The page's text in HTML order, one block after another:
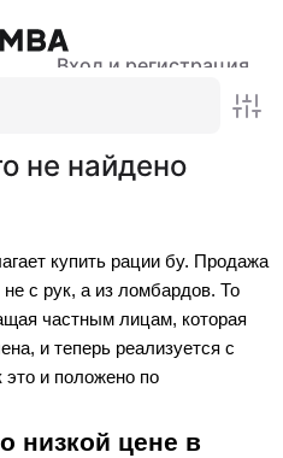
Вход и регистрация
не найдено
купить рации бу. Продажа
не с рук, а из ломбардов. То
частным лицам, которая
и теперь реализуется с
и положено по
низкой цене в